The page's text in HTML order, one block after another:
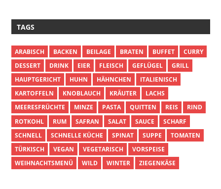
TAGS
ARABISCH BACKEN BEILAGE BRATEN BUFFET
CURRY
DESSERT
DRINK EIER FLEISCH GEFLÜGEL
GRILL
HAUPTGERICHT
HUHN HÄHNCHEN
ITALIENISCH
KARTOFFELN
KNOBLAUCH KRÄUTER
LACHS
MEERESFRÜCHTE
MINZE PASTA QUITTEN REIS
RIND
ROTKOHL
RUM SAFRAN SALAT SAUCE
SCHARF
SCHNELL
SCHNELLE KÜCHE SPINAT SUPPE
TOMATEN
TÜRKISCH
VEGAN VEGETARISCH
VORSPEISE
WEIHNACHTSMENÜ
WILD WINTER ZIEGENKÄSE